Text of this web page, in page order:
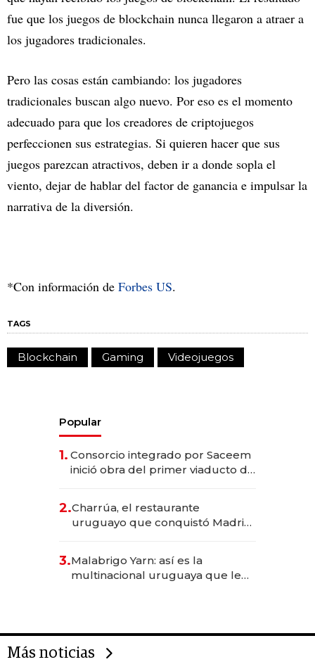
fue que los juegos de blockchain nunca llegaron a atraer a
los jugadores tradicionales.
Pero las cosas están cambiando: los jugadores
tradicionales buscan algo nuevo. Por eso es el momento
adecuado para que los creadores de criptojuegos
perfeccionen sus estrategias. Si quieren hacer que sus
juegos parezcan atractivos, deben ir a donde sopla el
viento, dejar de hablar del factor de ganancia e impulsar la
narrativa de la diversión.
*Con información de Forbes US.
TAGS
Blockchain Gaming Videojuegos
Popular
1. Consorcio integrado por Saceem
inició obra del primer viaducto de
millones
2.Charrúa, el restaurante
uruguayo que conquistó Madrid:
anticipación y prepara apertura
3.Malabrigo Yarn: así es la
multinacional uruguaya que le
Más noticias